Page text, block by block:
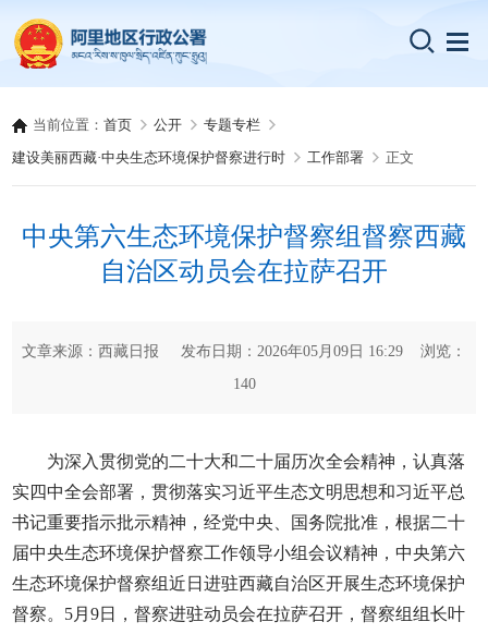
当前位置：首页 公开
专题专栏
建设美丽西藏·中央生态环境保护督察进行时
工作部署 正文
中央第六生态环境保护督察组督察西藏
自治区动员会在拉萨召开
文章来源：西藏日报 发布日期：2026年05月09日 16:29 浏览：
140
为深入贯彻党的二十大和二十届历次全会精神，认真落
实四中全会部署，贯彻落实习近平生态文明思想和习近平总
书记重要指示批示精神，经党中央、国务院批准，根据二十
届中央生态环境保护督察工作领导小组会议精神，中央第六
生态环境保护督察组近日进驻西藏自治区开展生态环境保护
督察。5月9日，督察进驻动员会在拉萨召开，督察组组长叶